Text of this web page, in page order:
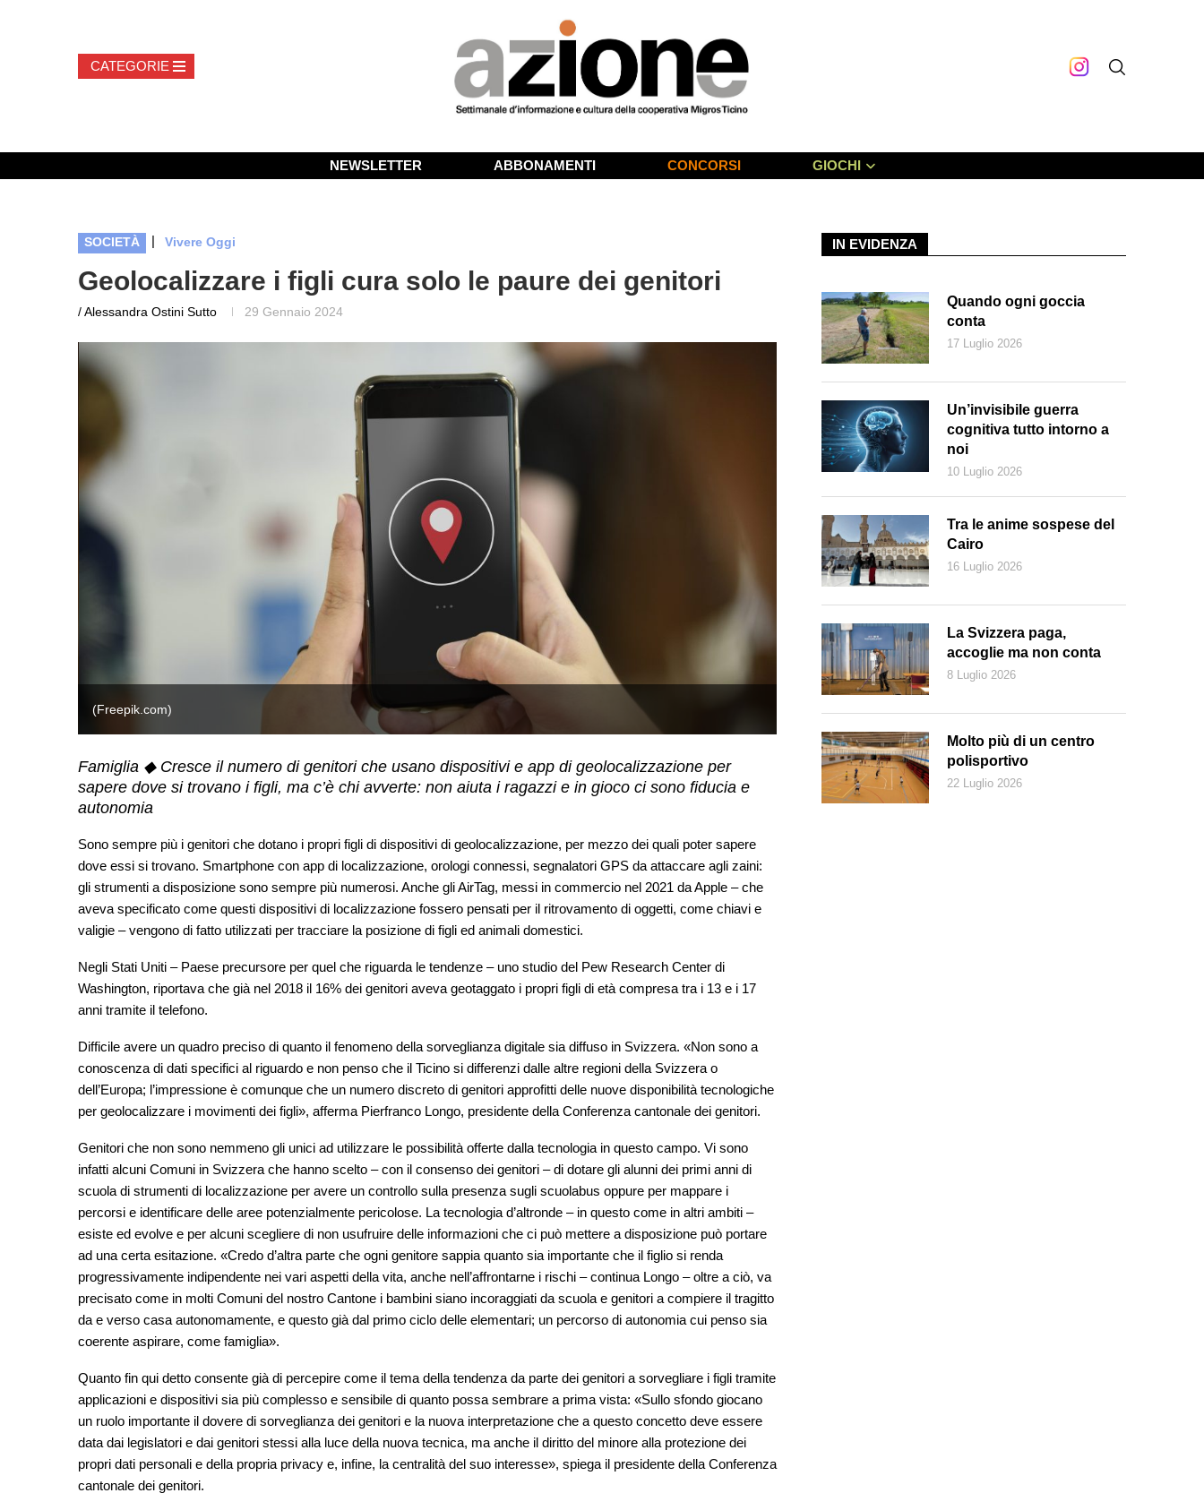
NEWSLETTER ABBONAMENTI CONCORSI GIOCHI
SOCIETÀ | Vivere Oggi
Geolocalizzare i figli cura solo le paure dei genitori
/ Alessandra Ostini Sutto 29 Gennaio 2024
(Freepik.com) (Freepik.com)
Famiglia ◆ Cresce il numero di genitori che usano dispositivi e app di geolocalizzazione per
sapere dove si trovano i figli, ma c’è chi avverte: non aiuta i ragazzi e in gioco ci sono fiducia e
autonomia
Sono sempre più i genitori che dotano i propri figli di dispositivi di geolocalizzazione, per mezzo dei quali poter sapere
dove essi si trovano. Smartphone con app di localizzazione, orologi connessi, segnalatori GPS da attaccare agli zaini:
gli strumenti a disposizione sono sempre più numerosi. Anche gli AirTag, messi in commercio nel 2021 da Apple – che
aveva specificato come questi dispositivi di localizzazione fossero pensati per il ritrovamento di oggetti, come chiavi e
valigie – vengono di fatto utilizzati per tracciare la posizione di figli ed animali domestici.
Negli Stati Uniti – Paese precursore per quel che riguarda le tendenze – uno studio del Pew Research Center di
Washington, riportava che già nel 2018 il 16% dei genitori aveva geotaggato i propri figli di età compresa tra i 13 e i 17
anni tramite il telefono.
Difficile avere un quadro preciso di quanto il fenomeno della sorveglianza digitale sia diffuso in Svizzera. «Non sono a
conoscenza di dati specifici al riguardo e non penso che il Ticino si differenzi dalle altre regioni della Svizzera o
dell’Europa; l’impressione è comunque che un numero discreto di genitori approfitti delle nuove disponibilità tecnologiche
per geolocalizzare i movimenti dei figli», afferma Pierfranco Longo, presidente della Conferenza cantonale dei genitori.
Genitori che non sono nemmeno gli unici ad utilizzare le possibilità offerte dalla tecnologia in questo campo. Vi sono
infatti alcuni Comuni in Svizzera che hanno scelto – con il consenso dei genitori – di dotare gli alunni dei primi anni di
scuola di strumenti di localizzazione per avere un controllo sulla presenza sugli scuolabus oppure per mappare i
percorsi e identificare delle aree potenzialmente pericolose. La tecnologia d’altronde – in questo come in altri ambiti –
esiste ed evolve e per alcuni scegliere di non usufruire delle informazioni che ci può mettere a disposizione può portare
ad una certa esitazione. «Credo d’altra parte che ogni genitore sappia quanto sia importante che il figlio si renda
progressivamente indipendente nei vari aspetti della vita, anche nell’affrontarne i rischi – continua Longo – oltre a ciò, va
precisato come in molti Comuni del nostro Cantone i bambini siano incoraggiati da scuola e genitori a compiere il tragitto
da e verso casa autonomamente, e questo già dal primo ciclo delle elementari; un percorso di autonomia cui penso sia
coerente aspirare, come famiglia».
Quanto fin qui detto consente già di percepire come il tema della tendenza da parte dei genitori a sorvegliare i figli tramite
applicazioni e dispositivi sia più complesso e sensibile di quanto possa sembrare a prima vista: «Sullo sfondo giocano
un ruolo importante il dovere di sorveglianza dei genitori e la nuova interpretazione che a questo concetto deve essere
data dai legislatori e dai genitori stessi alla luce della nuova tecnica, ma anche il diritto del minore alla protezione dei
propri dati personali e della propria privacy e, infine, la centralità del suo interesse», spiega il presidente della Conferenza
cantonale dei genitori.
IN EVIDENZA
Quando ogni goccia
conta
17 Luglio 2026
Un’invisibile guerra
cognitiva tutto intorno a
noi
10 Luglio 2026
Tra le anime sospese del
Cairo
16 Luglio 2026
La Svizzera paga,
accoglie ma non conta
8 Luglio 2026
Molto più di un centro
polisportivo
22 Luglio 2026